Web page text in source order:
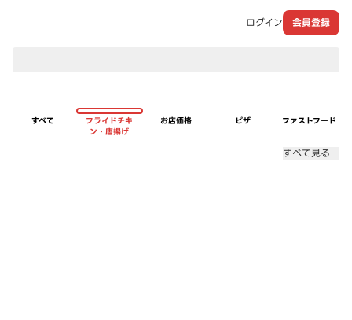
ログイン 会員登録
すべて
フライドチキ
ン・唐揚げ
お店価格 ピザ ファストフード
すべて見る